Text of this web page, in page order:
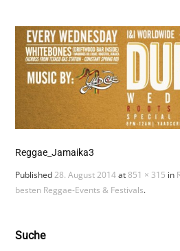
Reggae_Jamaika3
Published28. August 2014at851 × 315 in
besten Reggae-Events & Festivals.
Suche